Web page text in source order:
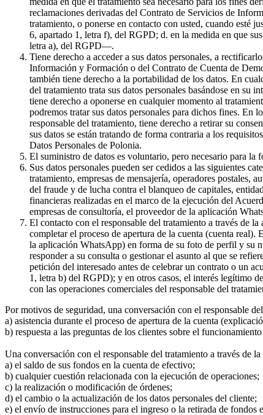
reclamaciones derivadas del Contrato de Servicios de
tratamiento, o ponerse en contacto con usted, cuando esté
6, apartado 1, letra f), del RGPD; d. en la medida en que
letra a), del RGPD—.
Tiene derecho a acceder a sus datos personales, a
Información y Formación o del Contrato de Cuenta de
también tiene derecho a la portabilidad de los datos. En
del tratamiento trata sus datos personales basándose en
tiene derecho a oponerse en cualquier momento al
podremos tratar sus datos personales para dichos fines. En
responsable del tratamiento, tiene derecho a retirar su
sus datos se están tratando de forma contraria a los
Datos Personales de Polonia.
El suministro de datos es voluntario, pero necesario para
Sus datos personales pueden ser cedidos a las siguientes
tratamiento, empresas de mensajería, operadores postales,
del fraude y de lucha contra el blanqueo de capitales,
financieras realizadas en el marco de la ejecución del
empresas de consultoría, el proveedor de la aplicación
El contacto con el responsable del tratamiento a través de
completar el proceso de apertura de la cuenta (cuenta
la aplicación WhatsApp) en forma de su foto de perfil y su
responder a su consulta o gestionar el asunto al que se
petición del interesado antes de celebrar un contrato o un
1, letra b) del RGPD); y en otros casos, el interés legítimo
con las operaciones comerciales del responsable del
Por motivos de seguridad, una conversación con el responsable
a) asistencia durante el proceso de apertura de la cuenta
b) respuesta a las preguntas de los clientes sobre el
Una conversación con el responsable del tratamiento a través de
a) el saldo de sus fondos en la cuenta de efectivo;
b) cualquier cuestión relacionada con la ejecución de operaciones;
c) la realización o modificación de órdenes;
d) el cambio o la actualización de los datos personales del cliente;
e) el envío de instrucciones para el ingreso o la retirada de fondos